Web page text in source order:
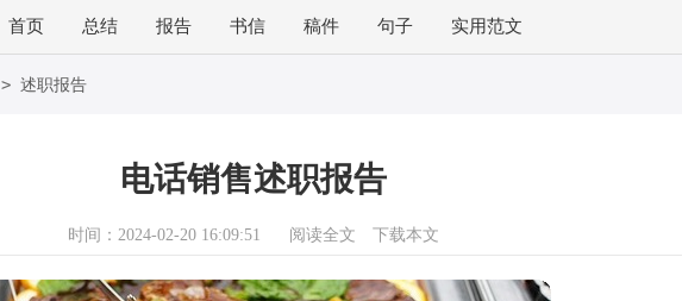
首页 总结 报告 书信 稿件 句子 实用范文
> 述职报告
电话销售述职报告
时间：2024-02-20 16:09:51 阅读全文 下载本文